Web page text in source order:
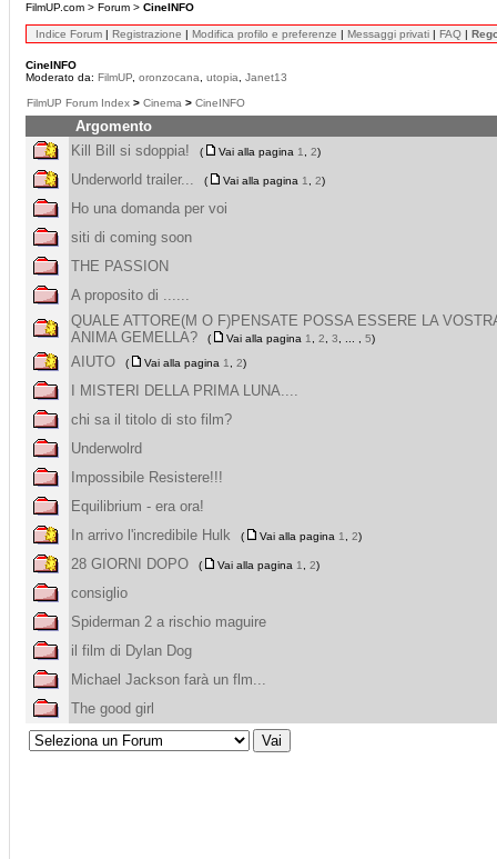
FilmUP.com > Forum > CineINFO
Indice Forum | Registrazione | Modifica profilo e preferenze | Messaggi privati | FAQ |
CineINFO
Moderato da: FilmUP oronzocana utopia Janet13
FilmUP Forum Index > Cinema > CineINFO
Argomento
Kill Bill si sdoppia!
( Vai alla pagina 1 2)
Underworld trailer... ( Vai alla pagina 1 2)
Ho una domanda per voi
siti di coming soon
THE PASSION
A proposito di ......
QUALE ATTORE(M O F)PENSATE POSSA ESSERE LA
ANIMA GEMELLA?
( Vai alla pagina 1 2 3 5)
AIUTO ( Vai alla pagina 1 2)
I MISTERI DELLA PRIMA LUNA....
chi sa il titolo di sto film?
Underwolrd
Impossibile Resistere!!!
Equilibrium - era ora!
In arrivo l'incredibile Hulk
( Vai alla pagina 1 2)
28 GIORNI DOPO ( Vai alla pagina 1 2)
consiglio
Spiderman 2 a rischio maguire
il film di Dylan Dog
Michael Jackson farà un flm...
The good girl